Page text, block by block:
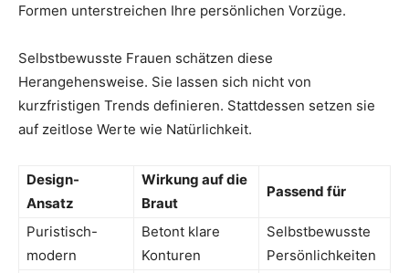
Formen unterstreichen Ihre persönlichen Vorzüge.
Selbstbewusste Frauen schätzen diese
Herangehensweise. Sie lassen sich nicht von
kurzfristigen Trends definieren. Stattdessen setzen sie
auf zeitlose Werte wie Natürlichkeit.
Design-
Ansatz
Wirkung auf die
Braut
Passend für
Puristisch-
modern
Betont klare
Konturen
Selbstbewusste
Persönlichkeiten